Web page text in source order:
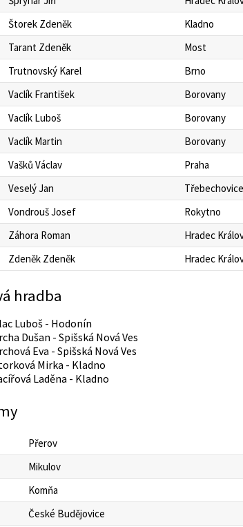
Štorek Zdeněk
Kladno
Tarant Zdeněk
Most
Trutnovský Karel
Brno
Vaclík František
Borovany
Vaclík Luboš
Borovany
Vaclík Martin
Borovany
Vašků Václav
Praha
Veselý Jan
Vondrouš Josef
Rokytno
Záhora Roman
Hradec
Zdeněk Zdeněk Hradec
hradba
Luboš - Hodonín
Dušan - Spišská Nová Ves
Eva - Spišská Nová Ves
Mirka - Kladno
Laděna - Kladno
Přerov
Mikulov
Komňa
České Budějovice